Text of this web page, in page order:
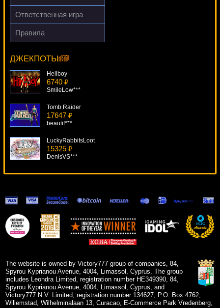
number***
Ответственная игра
Правила
ДЖЕКПОТЫ
Blood Suckers II
sgvwood***
Hellboy
6740 ₽
SmileLow***
Tomb Raider
17647 ₽
beautif***
LuckyRabbitsLoot
15325 ₽
DenisVS***
300 Shields
14998 ₽
Cteb***
Ned And His Friends
The website is owned by Victory777 group of companies, 84,
Spyrou Kyprianou Avenue, 4004, Limassol, Cyprus. The group
includes Leondra Limited, registration number HE349390, 84,
Spyrou Kyprianou Avenue, 4004, Limassol, Cyprus, and
Victory777 N.V. Limited, registration number 134627, P.O. Box 4762,
Willemstad, Wilhelminalaan 13, Curacao, E-Commerce Park Vredenberg,